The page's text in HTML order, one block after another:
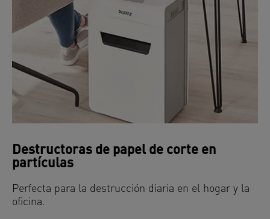
Destructoras de papel de corte en
partículas
Perfecta para la destrucción diaria en el hogar y la
oficina.